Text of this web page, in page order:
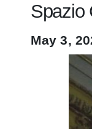
Spazio
May 3,